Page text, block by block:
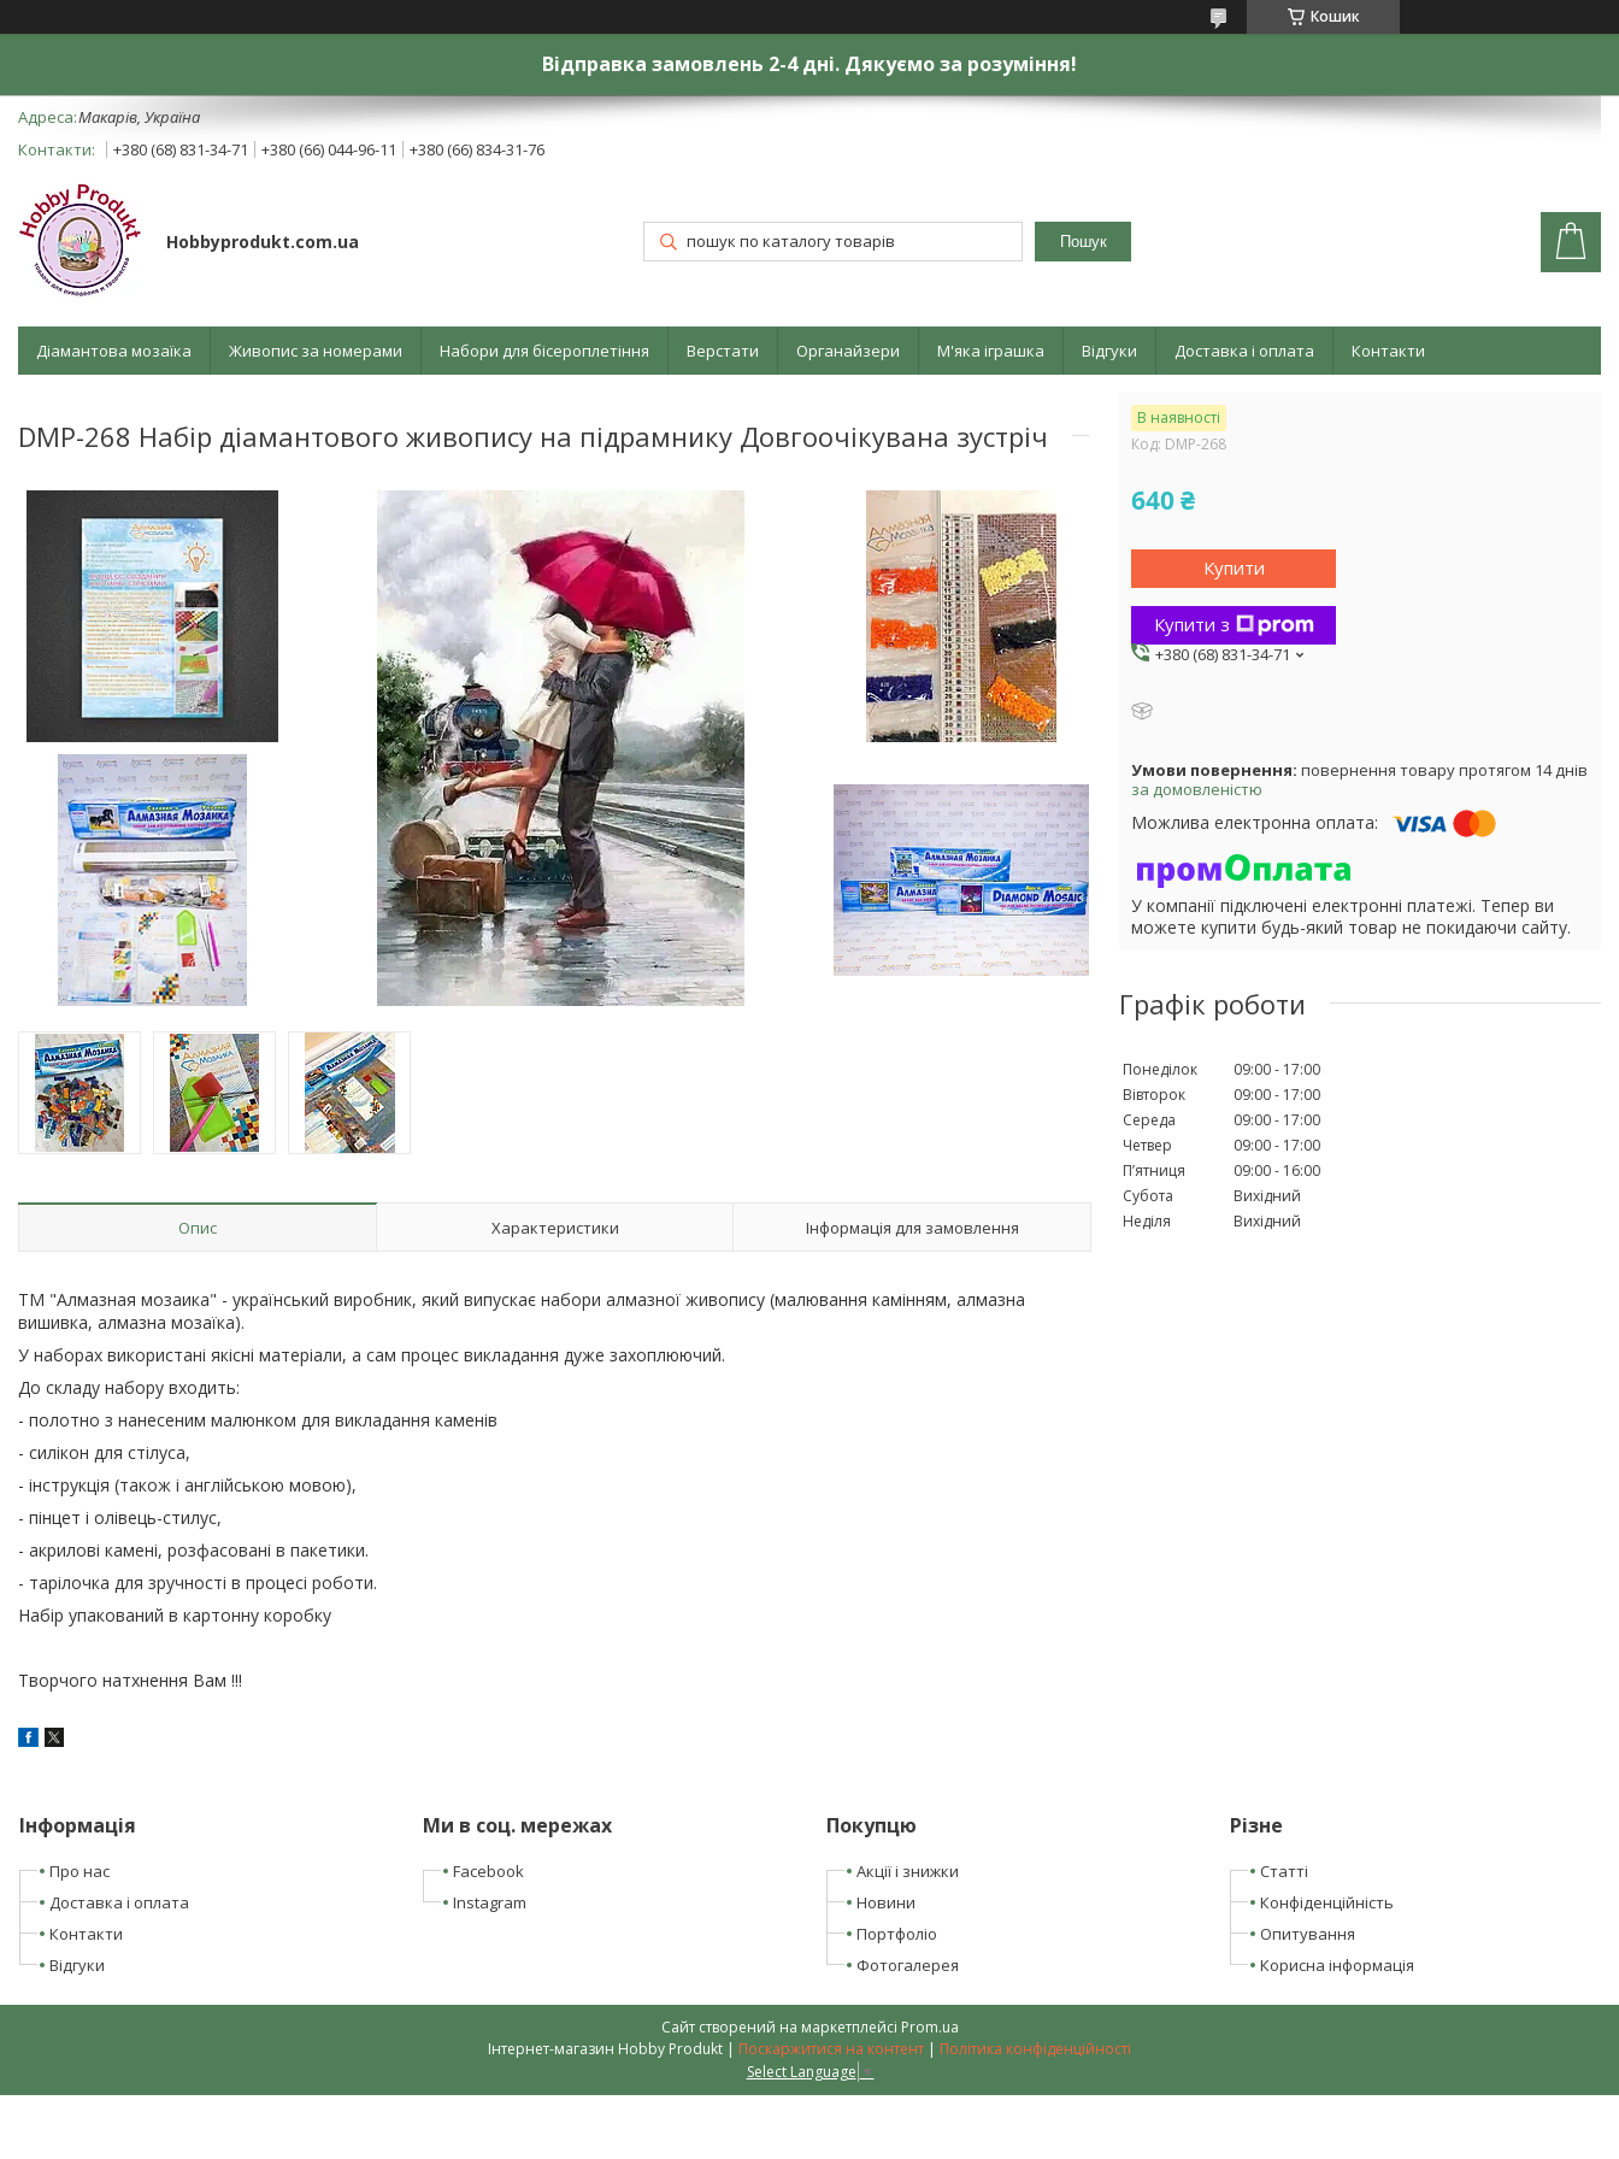
Кошик
Відправка замовлень 2-4 дні. Дякуємо за розуміння!
Mакарів, Україна
+380 (68) 831-34-71
+380 (66) 044-96-11 +380 (66) 834-31-76
Hobbyprodukt.com.ua Пошук
Діамантова мозаїка Живопис за номерами Набори для бісероплетіння Верстати Органайзери М'яка іграшка Відгуки Доставка і оплата Контакти
DMP-268 Набір діамантового живопису на підрамнику Довгоочікувана зустріч
Опис Характеристики Інформація для замовлення
ТМ "Алмазная мозаика" - український виробник, який випускає набори алмазної живопису (малювання камінням, алмазна
вишивка, алмазна мозаїка).
У наборах використані якісні матеріали, а сам процес викладання дуже захоплюючий.
До складу набору входить:
- полотно з нанесеним малюнком для викладання каменів
- силікон для стілуса,
- інструкція (також і англійською мовою),
- пінцет і олівець-стилус,
- акрилові камені, розфасовані в пакетики.
- тарілочка для зручності в процесі роботи.
Набір упакований в картонну коробку
Творчого натхнення Вам !!!
В наявності
Код: DMP-268
640 ₴
Купити
Купити з
+380 (68) 831-34-71
повернення товару протягом 14 днів
за домовленістю
У компанії підключені електронні платежі. Тепер ви
можете купити будь-який товар не покидаючи сайту.
Графік роботи
Понеділок 09:00
17:00
Вівторок
09:00
17:00
Середа
09:00
17:00
Четвер
09:00
17:00
Пʼятниця
09:00
16:00
Субота
Вихідний
Неділя
Вихідний
Інформація
Про нас
Доставка і оплата
Контакти
Відгуки
Ми в соц. мережах
Facebook
Instagram
Покупцю
Акції і знижки
Новини
Портфоліо
Фотогалерея
Різне
Статті
Конфіденційність
Опитування
Корисна інформація
Сайт створений на маркетплейсі Prom.ua
Інтернет-магазин Hobby Produkt | Поскаржитися на контент | Політика конфіденційності
Select Language ▼